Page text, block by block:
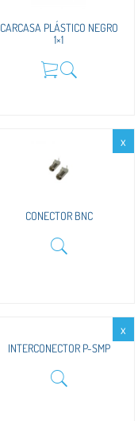
CARCASA PLÁSTICO NEGRO
1×1
x
CONECTOR BNC
x
INTERCONECTOR P-SMP